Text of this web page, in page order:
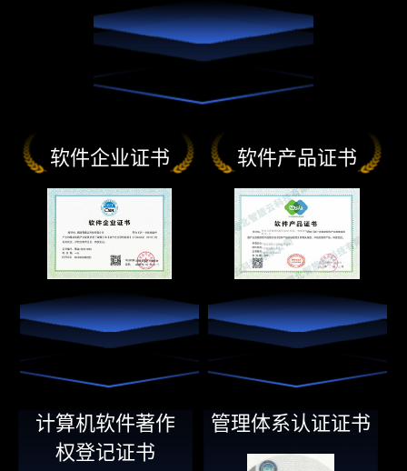
软件企业证书 软件产品证书
计算机软件著作
权登记证书
管理体系认证证书